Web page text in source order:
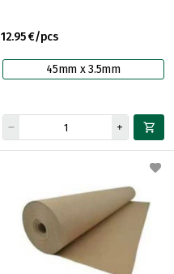
12.95 €/pcs
45mm x 3.5mm